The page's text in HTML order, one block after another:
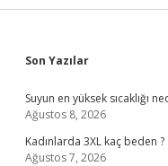
Sidebar
Son Yazılar
Suyun en yüksek sıcaklığı
Ağustos 8, 2026
Kadınlarda 3XL kaç beden ?
Ağustos 7, 2026